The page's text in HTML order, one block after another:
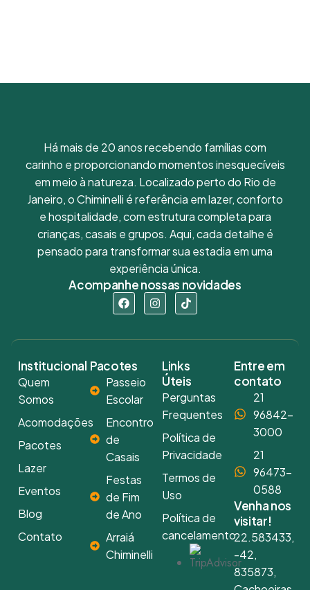
Há mais de 20 anos recebendo famílias com
carinho e proporcionando momentos inesquecíveis
em meio à natureza. Localizado perto do Rio de
Janeiro, o Chiminelli é referência em lazer, conforto
e hospitalidade, com estrutura completa para
crianças, casais e grupos. Aqui, cada detalhe é
pensado para transformar sua estadia em uma
experiência única.
Acompanhe nossas novidades
Institucional
Quem
Somos
Acomodações
Pacotes
Lazer
Eventos
Blog
Contato
Pacotes
Passeio
Escolar
Encontro
de
Casais
Festas
de Fim
de Ano
Arraiá
Chiminelli
Links
Úteis
Perguntas
Frequentes
Política de
Privacidade
Termos de
Uso
Política de
cancelamento
Entre em
contato
21
96842-
3000
21
96473-
0588
Venha nos
visitar!
22.583433,
-42,
835873,